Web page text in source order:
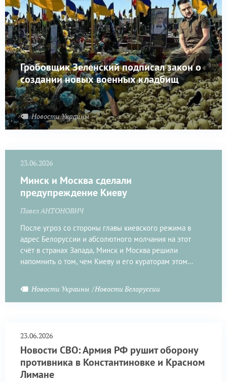
Гробовщик Зеленский подписал закон о
создании новых военных кладбищ
Новости Украины
23.06.2026
Минск и Москва сделали
предупреждение Киеву
Павел АНТОНОВИЧ
После угроз со стороны главы киевского режима в
адрес Белоруссии и абсолютного молчания на этот
счёт в странах Запада, Минск и Москва решили
напомнить о том, чем Киеву и его кураторам этом
Новости Украины
Новости Белоруссии
23.06.2026
Новости СВО: Армия РФ рушит оборону
противника в Константиновке и Красном
Лимане